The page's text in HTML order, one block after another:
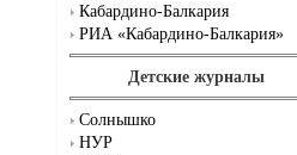
Кабардино-Балкария
РИА «Кабардино-Балкария»
Детские журналы
Солнышко
НУР